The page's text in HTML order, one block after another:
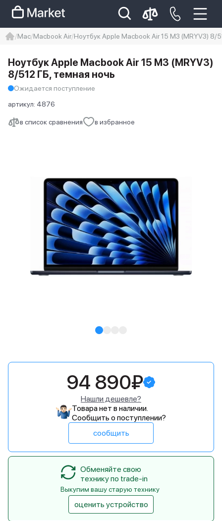
Iphone 14 pro max
айфон 14
Mac Macbook Air Ноутбук Apple Macbook Air 15 M3 (MRYV3) 8/
в список сравнения в избранное
Ноутбук Apple Macbook Air 15 M3 (MRYV3)
8/512 ГБ, темная ночь
Ожидается поступление
артикул: 4876
94 890₽
Нашли дешевле?
Товара нет в наличии.
Сообщить о поступлении?
сообщить
Обменяйте свою
технику по trade-in
Выкупим вашу старую технику
оценить устройство